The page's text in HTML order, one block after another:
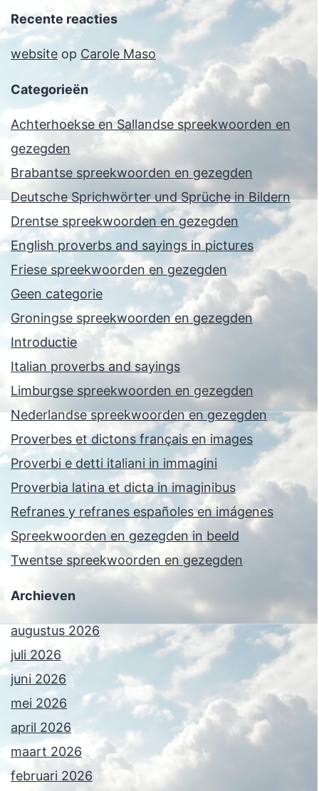
Recente reacties
website op Carole Maso
Categorieën
Achterhoekse en Sallandse spreekwoorden en
gezegden
Brabantse spreekwoorden en gezegden
Deutsche Sprichwörter und Sprüche in Bildern
Drentse spreekwoorden en gezegden
English proverbs and sayings in pictures
Friese spreekwoorden en gezegden
Geen categorie
Groningse spreekwoorden en gezegden
Introductie
Italian proverbs and sayings
Limburgse spreekwoorden en gezegden
Nederlandse spreekwoorden en gezegden
Proverbes et dictons français en images
Proverbi e detti italiani in immagini
Proverbia latina et dicta in imaginibus
Refranes y refranes españoles en imágenes
Spreekwoorden en gezegden in beeld
Twentse spreekwoorden en gezegden
Archieven
augustus 2026
juli 2026
juni 2026
mei 2026
april 2026
maart 2026
februari 2026